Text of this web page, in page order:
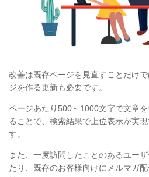
改善は既存ページを見直すことだけ
ジを作る更新も必要です。
ページあたり500～1000文字で文章
ることで、検索結果で上位表示が実
す。
また、一度訪問したことのあるユー
たり、既存のお客様向けにメルマガ